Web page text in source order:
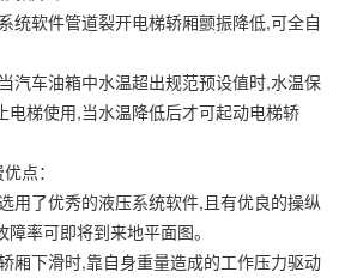
统软件管道裂开电梯轿厢颤振降低,可全自
汽车油箱中水温超出规范预设值时,水温保
电梯使用,当水温降低后才可起动电梯轿
点：
用了优秀的液压系统软件,且有优良的操纵
率可即将到来地平面图。
厢下滑时,靠自身重量造成的工作压力驱动